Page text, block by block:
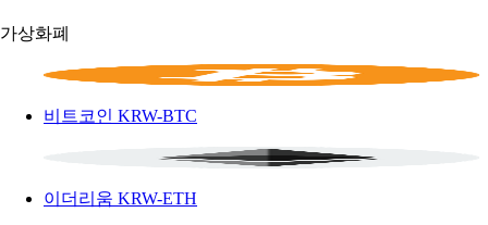
가상화폐
비트코인 KRW-BTC
이더리움 KRW-ETH